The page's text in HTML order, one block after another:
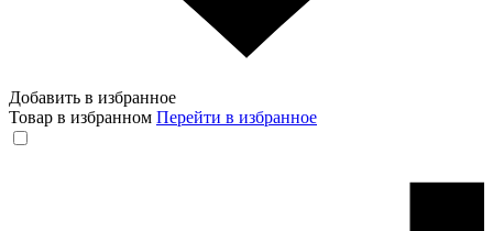
Добавить в избранное
Товар в избранном Перейти в избранное